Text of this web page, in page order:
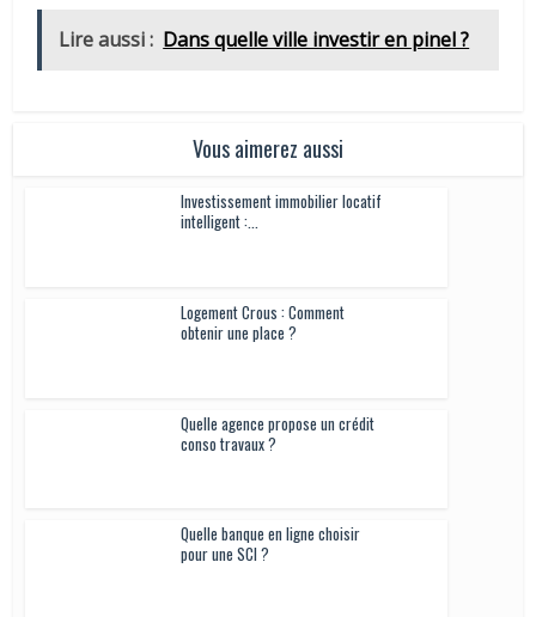
Lire aussi : Dans quelle ville investir en pinel ?
Vous aimerez aussi
Investissement immobilier locatif
intelligent :...
Logement Crous : Comment
obtenir une place ?
Quelle agence propose un crédit
conso travaux ?
Quelle banque en ligne choisir
pour une SCI ?